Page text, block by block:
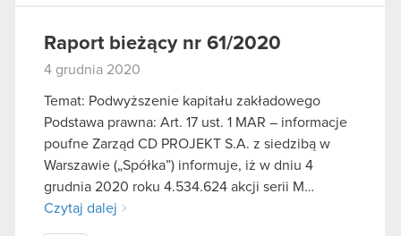
Raport bieżący nr 61/2020
4 grudnia 2020
Temat: Podwyższenie kapitału zakładowego
Podstawa prawna: Art. 17 ust. 1 MAR – informacje
poufne Zarząd CD PROJEKT S.A. z siedzibą w
Warszawie („Spółka”) informuje, iż w dniu 4
grudnia 2020 roku 4.534.624 akcji serii M…
Czytaj dalej